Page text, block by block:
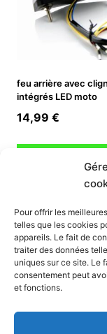
Pour offrir les
telles que les cookies
appareils. Le fait de
traiter des données
uniques sur ce site. Le
consentement peut
et fonctions.
feu arrière avec
intégrés LED moto
14,99 €
Ajouter au
Mon compte
Nous contacter
Mode paiement
Nos services
Politique de